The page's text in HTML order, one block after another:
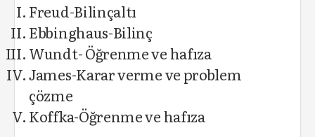
Freud-Bilinçaltı
Ebbinghaus-Bilinç
Wundt- Öğrenme ve hafıza
James-Karar verme ve problem
çözme
Koffka-Öğrenme ve hafıza